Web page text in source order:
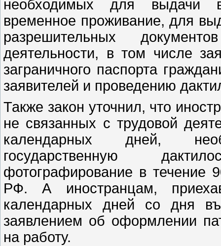
необходимых для выдачи
временное проживание, для
разрешительных
деятельности, в том числе
заграничного паспорта
заявителей и проведению
Также закон уточнил, что
не связанных с трудовой
календарных дней,
государственную
фотографирование в течение
РФ. А иностранцам,
календарных дней со дня
заявлением об оформлении
на работу.